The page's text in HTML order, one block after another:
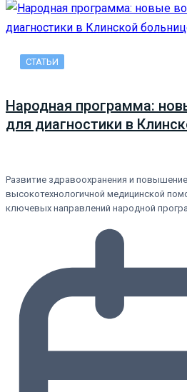
СТАТЬИ
Народная программа:
для диагностики в
Развитие здравоохранения и
высокотехнологичной медицинской
ключевых направлений народной